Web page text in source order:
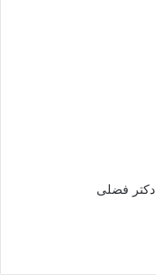
دکتر فضلی